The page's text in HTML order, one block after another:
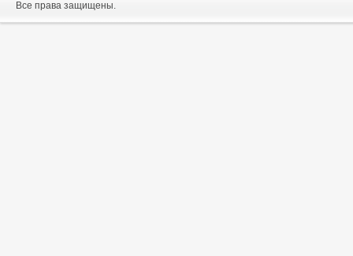
Все права защищены.